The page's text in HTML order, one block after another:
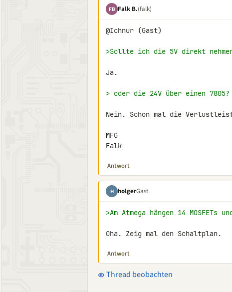
FB Falk B.(falk)
@Ichnur (Gast)
>Sollte ich die 5V direkt
Ja.
> oder die 24V über einen 7805?
Nein. Schon mal die
MFG
Falk
Antwort
H holgerGast
>Am Atmega hängen 14 MOSFETs
Oha. Zeig mal den Schaltplan.
Antwort
Thread beobachten